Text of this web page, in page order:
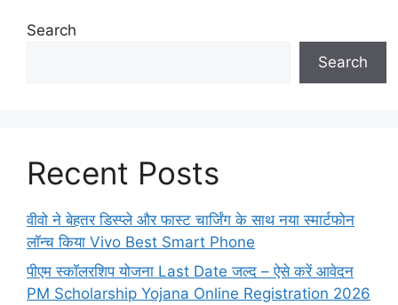
Search
Search
Recent Posts
वीवो ने बेहतर डिस्प्ले और फास्ट चार्जिंग के साथ नया स्मार्टफोन
लॉन्च किया Vivo Best Smart Phone
पीएम स्कॉलरशिप योजना Last Date जल्द – ऐसे करें आवेदन
PM Scholarship Yojana Online Registration 2026